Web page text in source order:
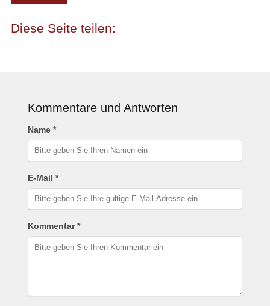
Kommentare und Antworten
Name *
E-Mail *
Kommentar *